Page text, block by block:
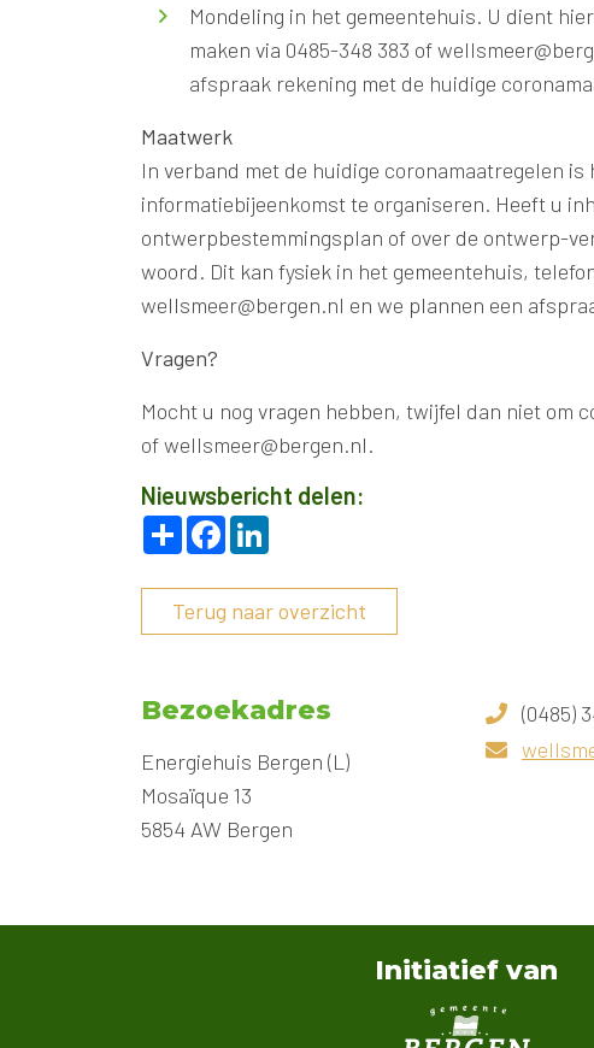
Mondeling in het gemeentehuis. U dient
maken via 0485-348 383 of
afspraak rekening met de huidige
Maatwerk
In verband met de huidige coronamaatregelen is
informatiebijeenkomst te organiseren. Heeft u
ontwerpbestemmingsplan of over de ontwerp-
woord. Dit kan fysiek in het gemeentehuis,
wellsmeer@bergen.nl en we plannen een
Vragen?
Mocht u nog vragen hebben, twijfel dan niet om
of wellsmeer@bergen.nl.
Nieuwsbericht delen:
Deel Facebook
Terug naar overzicht
Bezoekadres
Energiehuis Bergen (L)
Mosaïque 13
5854 AW Bergen
(0485)
Initiatief van